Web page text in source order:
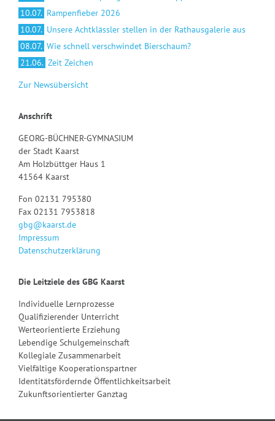
10.07. Rampenfieber 2026
10.07. Unsere Achtklässler stellen in der Rathausgalerie aus
08.07. Wie schnell verschwindet Bierschaum?
21.06. Zeit Zeichen
Zur Newsübersicht
Anschrift
GEORG-BÜCHNER-GYMNASIUM
der Stadt Kaarst
Am Holzbüttger Haus 1
41564 Kaarst
Fon 02131 795380
Fax 02131 7953818
gbg@kaarst.de
Impressum
Datenschutzerklärung
Die Leitziele des GBG Kaarst
Individuelle Lernprozesse
Qualifizierender Unterricht
Werteorientierte Erziehung
Lebendige Schulgemeinschaft
Kollegiale Zusammenarbeit
Vielfältige Kooperationspartner
Identitätsfördernde Öffentlichkeitsarbeit
Zukunftsorientierter Ganztag